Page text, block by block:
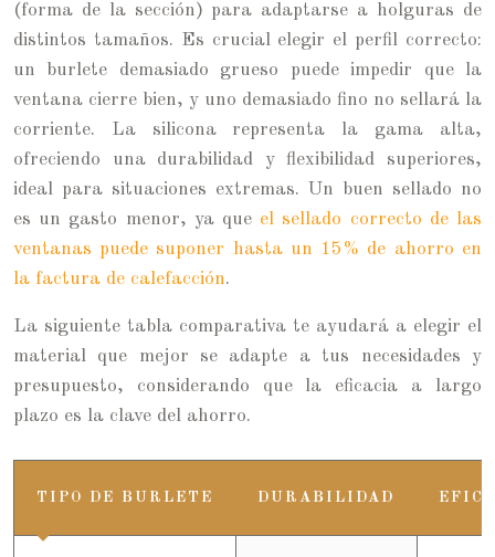
(forma de la sección) para adaptarse a holguras de
distintos tamaños. Es crucial elegir el perfil correcto:
un burlete demasiado grueso puede impedir que la
ventana cierre bien, y uno demasiado fino no sellará la
corriente. La silicona representa la gama alta,
ofreciendo una durabilidad y flexibilidad superiores,
ideal para situaciones extremas. Un buen sellado no
es un gasto menor, ya que el sellado correcto de las
ventanas puede suponer hasta un 15% de ahorro en
la factura de calefacción.
La siguiente tabla comparativa te ayudará a elegir el
material que mejor se adapte a tus necesidades y
presupuesto, considerando que la eficacia a largo
plazo es la clave del ahorro.
TIPO DE BURLETE DURABILIDAD